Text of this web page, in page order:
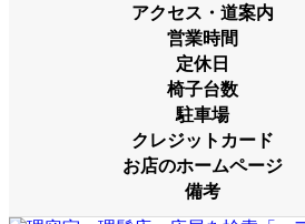
アクセス・道案内
営業時間
定休日
椅子台数
駐車場
クレジットカード
お店のホームページ
備考